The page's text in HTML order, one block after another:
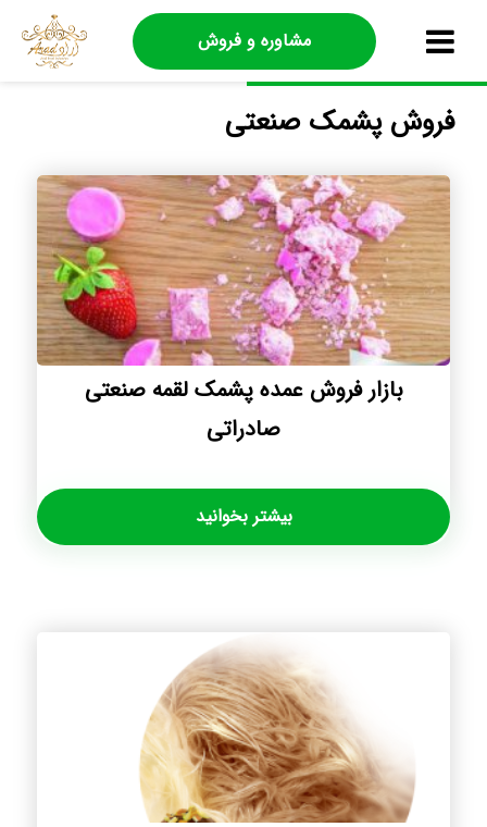
مشاوره و فروش
فروش پشمک صنعتی
بازار فروش عمده پشمک لقمه صنعتی
صادراتی
بیشتر بخوانید